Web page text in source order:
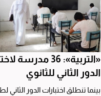
«التربية»: 36 مدرسة
الدور الثاني للثانوي
بينما تنطلق اختبارات الدور الثاني